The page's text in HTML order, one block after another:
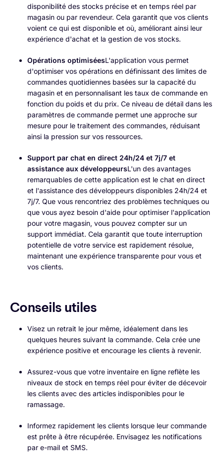
disponibilité des stocks précise et en temps réel par
magasin ou par revendeur. Cela garantit que vos clients
voient ce qui est disponible et où, améliorant ainsi leur
expérience d'achat et la gestion de vos stocks.
Opérations optimiséesL'application vous permet
d'optimiser vos opérations en définissant des limites de
commandes quotidiennes basées sur la capacité du
magasin et en personnalisant les taux de commande en
fonction du poids et du prix. Ce niveau de détail dans les
paramètres de commande permet une approche sur
mesure pour le traitement des commandes, réduisant
ainsi la pression sur vos ressources.
Support par chat en direct 24h/24 et 7j/7 et
assistance aux développeursL'un des avantages
remarquables de cette application est le chat en direct
et l'assistance des développeurs disponibles 24h/24 et
7j/7. Que vous rencontriez des problèmes techniques ou
que vous ayez besoin d'aide pour optimiser l'application
pour votre magasin, vous pouvez compter sur un
support immédiat. Cela garantit que toute interruption
potentielle de votre service est rapidement résolue,
maintenant une expérience transparente pour vous et
vos clients.
Conseils utiles
Visez un retrait le jour même, idéalement dans les
quelques heures suivant la commande. Cela crée une
expérience positive et encourage les clients à revenir.
Assurez-vous que votre inventaire en ligne reflète les
niveaux de stock en temps réel pour éviter de décevoir
les clients avec des articles indisponibles pour le
ramassage.
Informez rapidement les clients lorsque leur commande
est prête à être récupérée. Envisagez les notifications
par e-mail et SMS.